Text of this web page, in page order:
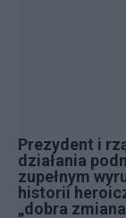
Prezydent i
działania
zupełnym
historii
„dobra